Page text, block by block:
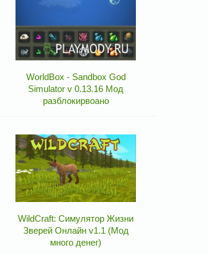
WorldBox - Sandbox God
Simulator v 0.13.16 Мод
разблокирвоано
WildCraft: Симулятор Жизни
Зверей Онлайн v1.1 (Мод
много денег)